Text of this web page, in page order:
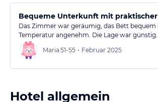
Bequeme Unterkunft mit
Das Zimmer war geräumig, das Bett bequem
Temperatur angenehm. Die Lage war
Maria 51-55 • Februar 2025
Hotel allgemein